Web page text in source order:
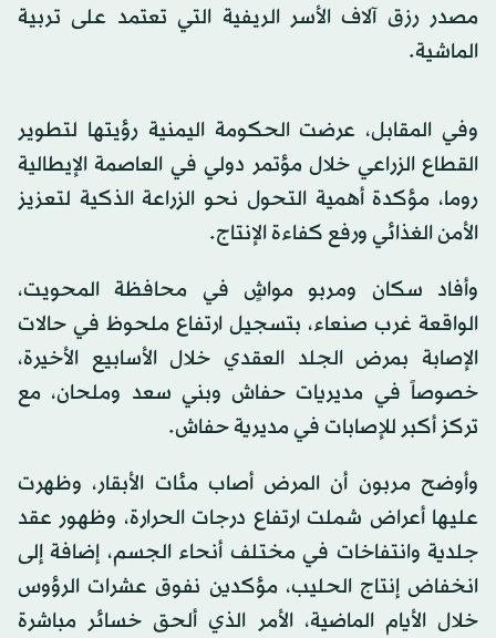
مصدر رزق آلاف الأسر الريفية التي تعتمد على تربية
الماشية.
وفي المقابل، عرضت الحكومة اليمنية رؤيتها لتطوير
القطاع الزراعي خلال مؤتمر دولي في العاصمة الإيطالية
روما، مؤكدة أهمية التحول نحو الزراعة الذكية لتعزيز
الأمن الغذائي ورفع كفاءة الإنتاج.
وأفاد سكان ومربو مواشٍ في محافظة المحويت،
الواقعة غرب صنعاء، بتسجيل ارتفاع ملحوظ في حالات
الإصابة بمرض الجلد العقدي خلال الأسابيع الأخيرة،
خصوصاً في مديريات حفاش وبني سعد وملحان، مع
تركز أكبر للإصابات في مديرية حفاش.
وأوضح مربون أن المرض أصاب مئات الأبقار، وظهرت
عليها أعراض شملت ارتفاع درجات الحرارة، وظهور عقد
جلدية وانتفاخات في مختلف أنحاء الجسم، إضافة إلى
انخفاض إنتاج الحليب، مؤكدين نفوق عشرات الرؤوس
خلال الأيام الماضية، الأمر الذي ألحق خسائر مباشرة